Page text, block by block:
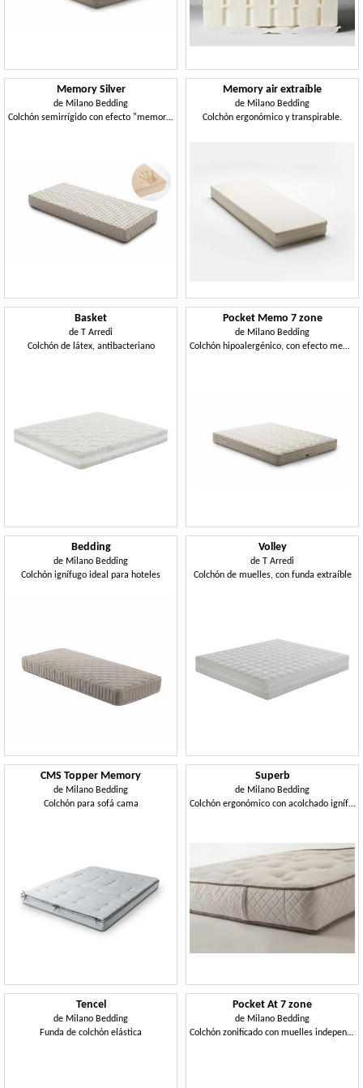
Memory Silver
de Milano Bedding
Colchón semirrígido con efecto "memoria"
Memory air extraíble
de Milano Bedding
Colchón ergonómico y transpirable.
Basket
de T Arredi
Colchón de látex, antibacteriano
Pocket Memo 7 zone
de Milano Bedding
Colchón hipoalergénico, con efecto memoria
Bedding
de Milano Bedding
Colchón ignífugo ideal para hoteles
Volley
de T Arredi
Colchón de muelles, con funda extraíble
CMS Topper Memory
de Milano Bedding
Colchón para sofá cama
Superb
de Milano Bedding
Colchón ergonómico con acolchado ignífugo de alta calidad
Tencel
de Milano Bedding
Funda de colchón elástica
Pocket At 7 zone
de Milano Bedding
Colchón zonificado con muelles independientes